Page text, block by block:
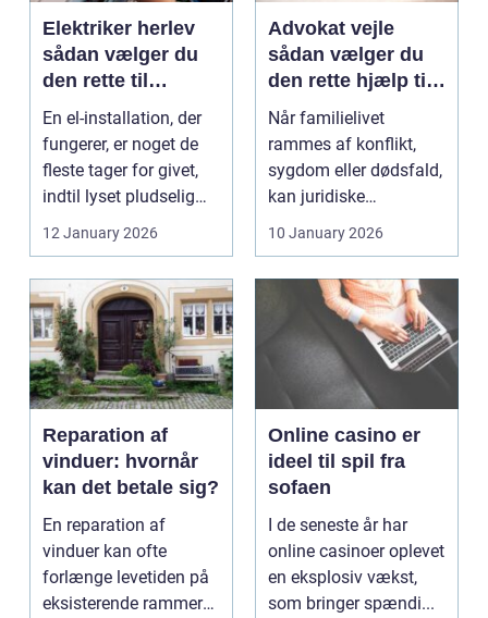
Elektriker herlev
sådan vælger du
den rette til
opgaven
En el-installation, der
fungerer, er noget de
fleste tager for givet,
indtil lyset pludselig
går, el...
12 January 2026
Advokat vejle
sådan vælger du
den rette hjælp til
familien
Når familielivet
rammes af konflikt,
sygdom eller dødsfald,
kan juridiske
spørgsmål hurtigt
10 January 2026
Reparation af
vinduer: hvornår
kan det betale sig?
En reparation af
vinduer kan ofte
forlænge levetiden på
eksisterende rammer
Online casino er
ideel til spil fra
sofaen
I de seneste år har
online casinoer oplevet
en eksplosiv vækst,
som bringer spændi...